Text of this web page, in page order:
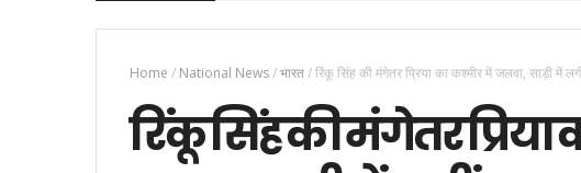
Home / National News/भारत/रिंकू सिंह की मंगेतर प्रिया का कश्मीर में जलवा, साड़ी में
रिंकू सिंह की मंगेतर